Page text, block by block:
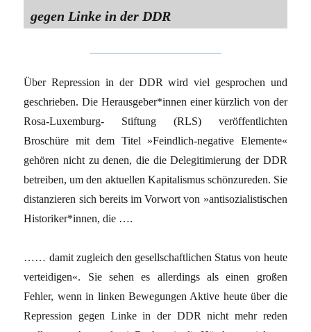
gegen Linke in der DDR
Über Repression in der DDR wird viel gesprochen und
geschrieben. Die Herausgeber*innen einer kürzlich von der
Rosa-Luxemburg- Stiftung (RLS) veröffentlichten
Broschüre mit dem Titel »Feindlich-negative Elemente«
gehören nicht zu denen, die die Delegitimierung der DDR
betreiben, um den aktuellen Kapitalismus schönzureden. Sie
distanzieren sich bereits im Vorwort von »antisozialistischen
Historiker*innen, die ….
…… damit zugleich den gesellschaftlichen Status von heute
verteidigen«. Sie sehen es allerdings als einen großen
Fehler, wenn in linken Bewegungen Aktive heute über die
Repression gegen Linke in der DDR nicht mehr reden